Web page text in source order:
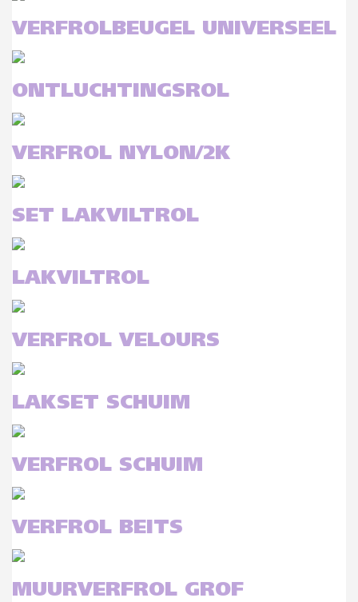
VERFROLBEUGEL UNIVERSEEL
ONTLUCHTINGSROL
VERFROL NYLON/2K
SET LAKVILTROL
LAKVILTROL
VERFROL VELOURS
LAKSET SCHUIM
VERFROL SCHUIM
VERFROL BEITS
MUURVERFROL GROF